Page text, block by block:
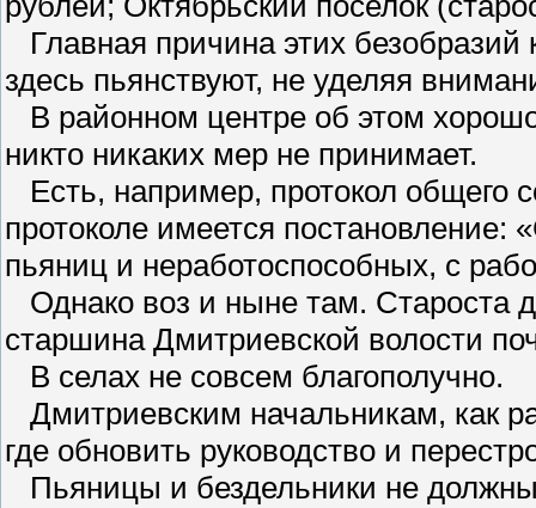
Главная причина этих безобразий
здесь пьянствуют, не уделяя
В районном центре об этом
никто никаких мер не принимает.
Есть, например, протокол общего
протоколе имеется постановление:
пьяниц и неработоспособных, с
Однако воз и ныне там. Староста
старшина Дмитриевской волости
В селах не совсем благополучно.
Дмитриевским начальникам, как
где обновить руководство и
Пьяницы и бездельники не